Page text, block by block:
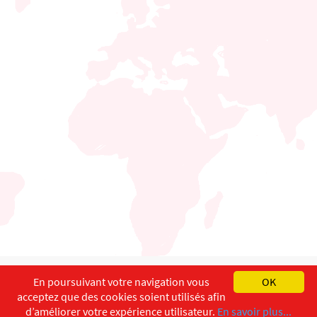
English Français
Copyright ©ISEC-AdW Aspects légaux
OK
En poursuivant votre navigation vous
acceptez que des cookies soient utilisés afin
d’améliorer votre expérience utilisateur. En savoir plus...